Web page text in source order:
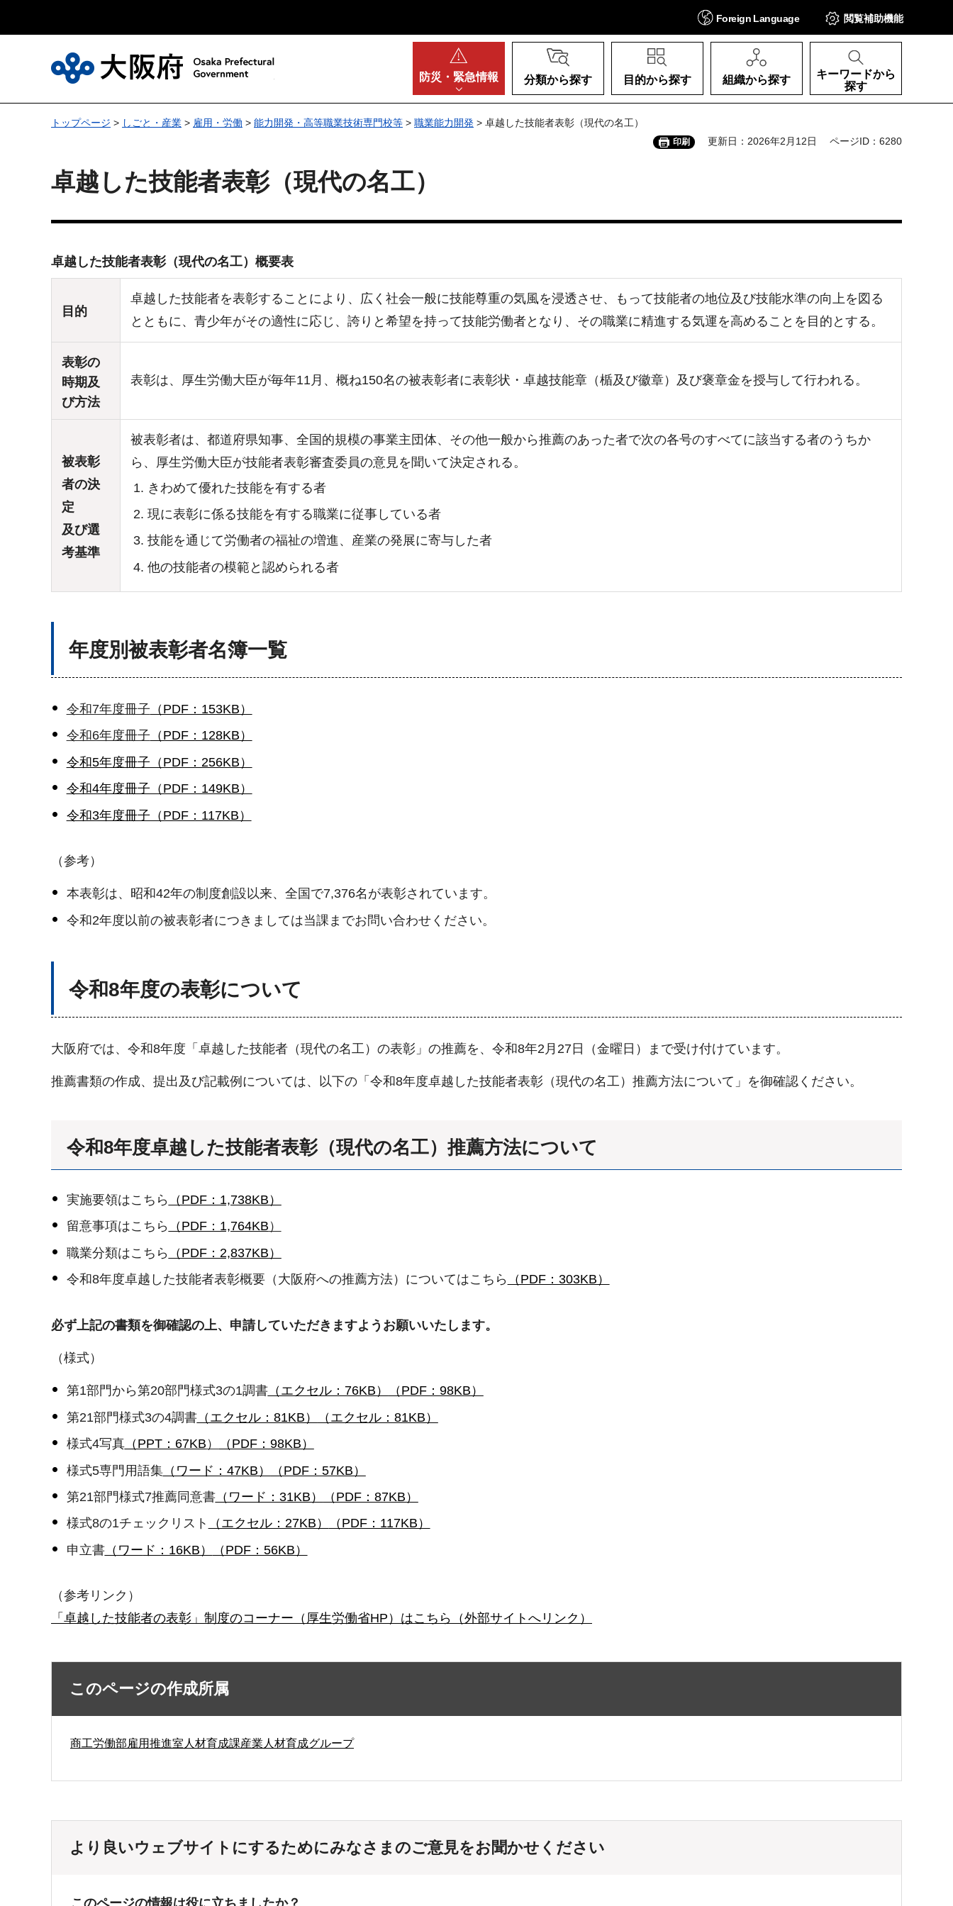
Foreign Language 閲覧補助機能
防災・ 緊急情報 分類から探す 目的から探す 組織から探す
キーワードから
探す
トップページ > しごと・産業 > 雇用・労働 > 能力開発・高等職業技術専門校等 > 職業能力開発 > 卓越した技能者表彰（現代の名工）
印刷 更新日：2026年2月12日 ページID：6280
卓越した技能者表彰（現代の名工）
卓越した技能者表彰（現代の名工）概要表
目的
卓越した技能者を表彰することにより、広く社会一般に技能尊重の気風を浸透させ、もって技能者の地位及び技能水準の向上を図る
とともに、青少年がその適性に応じ、誇りと希望を持って技能労働者となり、その職業に精進する気運を高めることを目的とする。
表彰の
時期及
び方法
表彰は、厚生労働大臣が毎年11月、概ね150名の被表彰者に表彰状・卓越技能章（楯及び徽章）及び褒章金を授与して行われる。
被表彰
者の決
定
及び選
考基準
被表彰者は、都道府県知事、全国的規模の事業主団体、その他一般から推薦のあった者で次の各号のすべてに該当する者のうちか
ら、厚生労働大臣が技能者表彰審査委員の意見を聞いて決定される。
きわめて優れた技能を有する者
現に表彰に係る技能を有する職業に従事している者
技能を通じて労働者の福祉の増進、産業の発展に寄与した者
他の技能者の模範と認められる者
年度別被表彰者名簿一覧
令和7年度冊子 （PDF：153KB）
令和6年度冊子 （PDF：128KB）
令和5年度冊子（PDF：256KB）
令和4年度冊子（PDF：149KB）
令和3年度冊子（PDF：117KB）
（参考）
本表彰は、昭和42年の制度創設以来、全国で7,376名が表彰されています。
令和2年度以前の被表彰者につきましては当課までお問い合わせください。
令和8年度の表彰について
大阪府では、令和8年度「卓越した技能者（現代の名工）の表彰」の推薦を、令和8年2月27日（金曜日）まで受け付けています。
推薦書類の作成、提出及び記載例については、以下の「令和8年度卓越した技能者表彰（現代の名工）推薦方法について」を御確認ください。
令和8年度卓越した技能者表彰（現代の名工）推薦方法について
実施要領はこちら
（PDF：1,738KB）
留意事項はこちら
（PDF：1,764KB ）
職業分類はこちら
（PDF：2,837KB）
令和8年度卓越した技能者表彰概要（大阪府への推薦方法）についてはこちら
（PDF：303KB）
必ず上記の書類を御確認の上、申請していただきますようお願いいたします。
（様式）
第1部門から第20部門様式3の1調書（エクセル：76KB）
（PDF：98KB）
第21部門様式3の4調書（エクセル：81KB）
（エクセル：81KB）
様式4写真（PPT：67KB ）
（PDF：98KB）
様式5専門用語集（ワード：47KB）
（PDF：57KB）
第21部門様式7推薦同意書（ワード：31KB）
（PDF：87KB）
様式8の1チェックリスト
（エクセル：27KB）
（PDF：117KB）
申立書（ワー ド：16KB） （PDF：56KB）
（参考リンク）
「卓越した技能者の表彰」制度のコーナー（厚生労働省HP）はこちら（外部サイトへリンク）
このページの作成所属
商工労働部雇用推進室人材育成課産業人材育成グループ
より良いウェブサイトにするためにみなさまのご意見をお聞かせください
このページの情報は役に立ちましたか？